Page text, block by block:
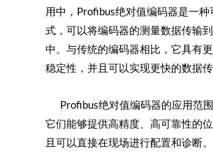
用中，Profibus绝对值编码器是一种
式，可以将编码器的测量数据传输
中。与传统的编码器相比，它具有
稳定性，并且可以实现更快的数据传
Profibus绝对值编码器的应用范围
它们能够提供高精度、高可靠性的
且可以直接在现场进行配置和诊断